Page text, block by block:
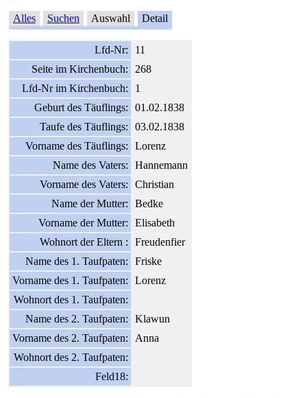
Alles Suchen Auswahl Detail
Lfd-Nr:
11
Seite im Kirchenbuch:
268
Lfd-Nr im Kirchenbuch:
1
Geburt des Täuflings:
01.02.1838
Taufe des Täuflings:
03.02.1838
Vorname des Täuflings:
Lorenz
Name des Vaters:
Hannemann
Vorname des Vaters:
Christian
Name der Mutter:
Bedke
Vorname der Mutter:
Elisabeth
Wohnort der Eltern :
Freudenfier
Name des 1. Taufpaten:
Friske
Vorname des 1. Taufpaten:
Lorenz
Wohnort des 1. Taufpaten:
Name des 2. Taufpaten:
Klawun
Vorname des 2. Taufpaten:
Anna
Wohnort des 2. Taufpaten:
Feld18: